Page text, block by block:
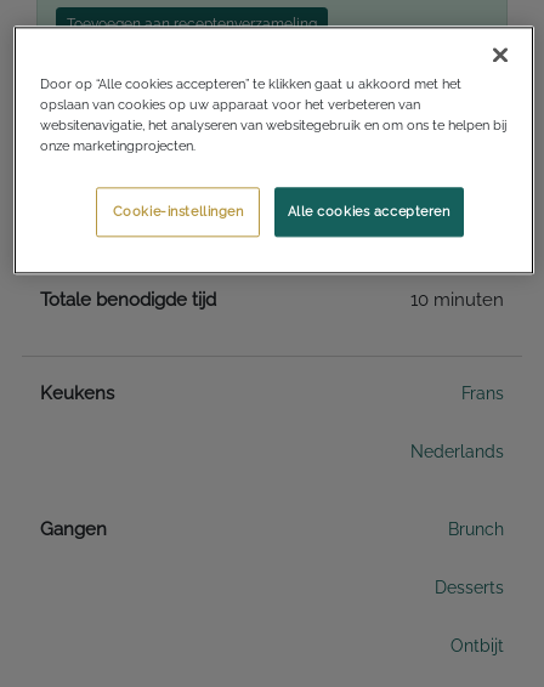
Toevoegen aan receptenverzameling
Ik wil dit maken Ik heb dit gemaakt
Voorbereidingstijd 5 minuten
Kooktijd 5 minuten
Totale benodigde tijd 10 minuten
Keukens Frans
Nederlands
Gangen Brunch
Desserts
Ontbijt
Door op “Alle cookies accepteren” te klikken gaat u akkoord met het
opslaan van cookies op uw apparaat voor het verbeteren van
websitenavigatie, het analyseren van websitegebruik en om ons te helpen bij
onze marketingprojecten.
Alle cookies accepteren
Cookie-instellingen